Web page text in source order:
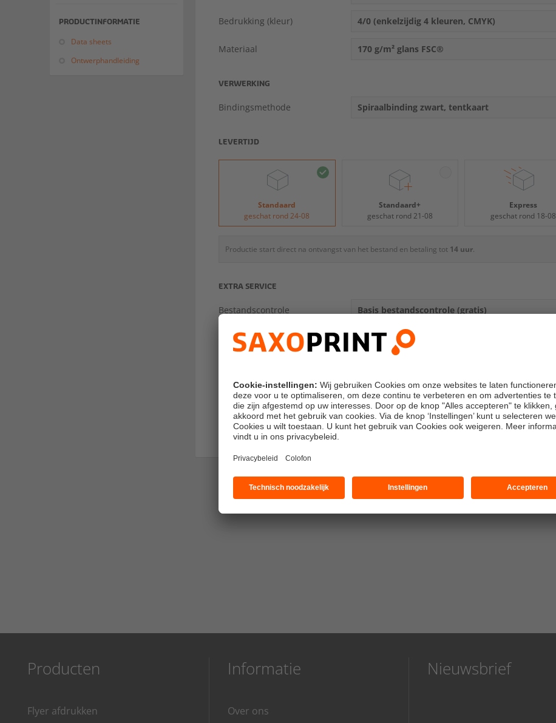
and
PRODUCTINFORMATIE
Data sheets
Ontwerphandleiding
Bedrukking (kleur) 4/0 (enkelzijdig 4 kleuren, CMYK)
Materiaal 170 g/m² glans FSC®
VERWERKING
Bindingsmethode Spiraalbinding zwart, tentkaart
LEVERTIJD
Standaard
geschat rond 24-08
Standaard+
geschat rond 21-08
Express
geschat rond 18-08
Productie start direct na ontvangst van het bestand en betaling tot 14 uur.
EXTRA SERVICE
Bestandscontrole Basis bestandscontrole (gratis)
Proefdruk Zonder drukproef
Sponsoring Zonder sponsoring
Adres afzender Adres afzender: SAXOPRINT
Producten
Flyer afdrukken
Informatie
Over ons
Nieuwsbrief